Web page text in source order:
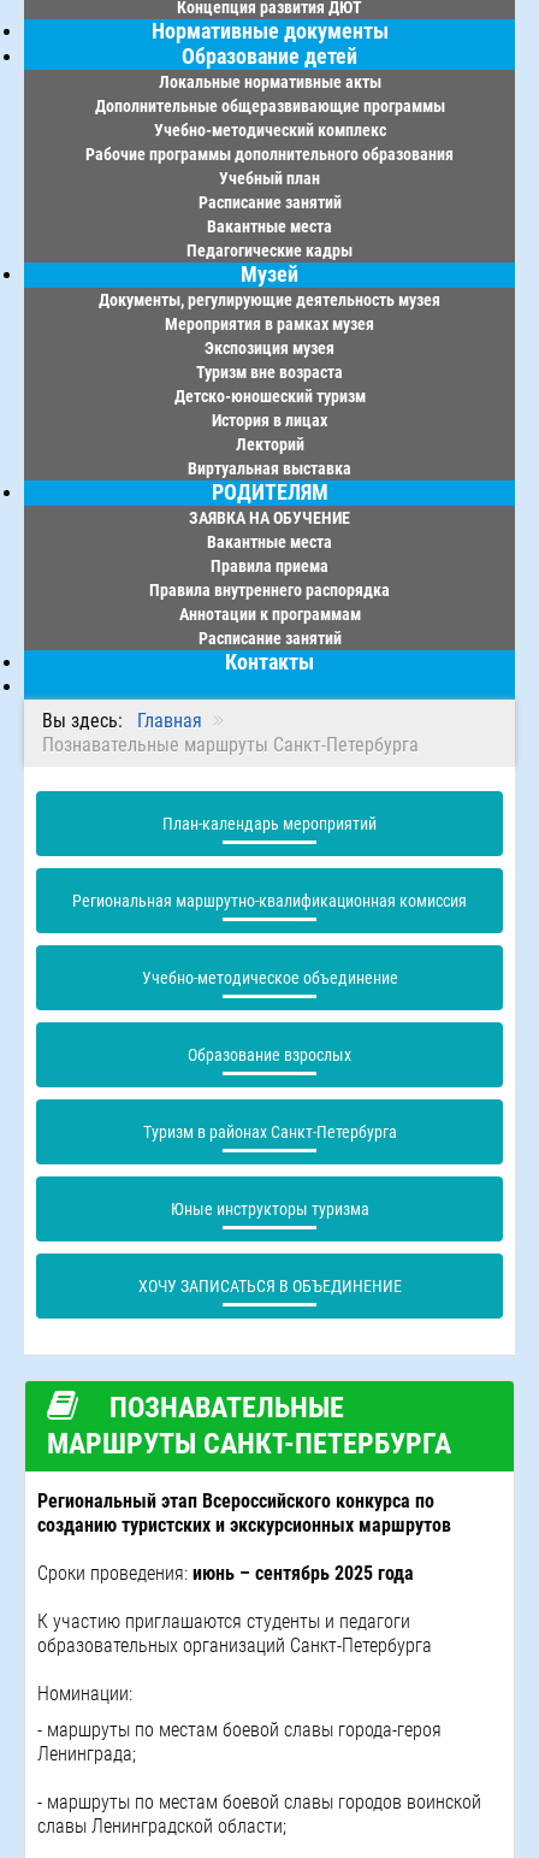
Концепция развития ДЮТ
Нормативные документы
Образование детей
Локальные нормативные акты
Дополнительные общеразвивающие программы
Учебно-методический комплекс
Рабочие программы дополнительного образования
Учебный план
Расписание занятий
Вакантные места
Педагогические кадры
Музей
Документы, регулирующие деятельность музея
Мероприятия в рамках музея
Экспозиция музея
Туризм вне возраста
Детско-юношеский туризм
История в лицах
Лекторий
Виртуальная выставка
РОДИТЕЛЯМ
ЗАЯВКА НА ОБУЧЕНИЕ
Вакантные места
Правила приема
Правила внутреннего распорядка
Аннотации к программам
Расписание занятий
Контакты
Вы здесь:
Главная
Познавательные маршруты Санкт-Петербурга
План-календарь мероприятий
Региональная маршрутно-квалификационная комиссия
Учебно-методическое объединение
Образование взрослых
Туризм в районах Санкт-Петербурга
Юные инструкторы туризма
ХОЧУ ЗАПИСАТЬСЯ В ОБЪЕДИНЕНИЕ
ПОЗНАВАТЕЛЬНЫЕ
МАРШРУТЫ САНКТ-ПЕТЕРБУРГА
Региональный этап Всероссийского конкурса по
созданию туристских и экскурсионных маршрутов
Сроки проведения: июнь – сентябрь 2025 года
К участию приглашаются студенты и педагоги
образовательных организаций Санкт-Петербурга
Номинации:
- маршруты по местам боевой славы города-героя
Ленинграда;
- маршруты по местам боевой славы городов воинской
славы Ленинградской области;